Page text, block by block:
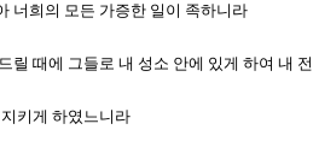
너희의 모든 가증한 일이 족하니라
때에 그들로 내 성소 안에 있게 하여 내
키게 하였느니라